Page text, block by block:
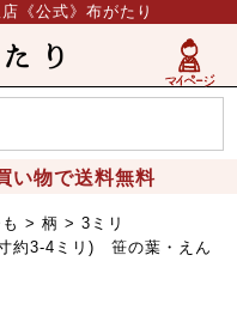
《公式》布がたり
い物で送料無料
柄
3ミリ
約3-4ミリ) 笹の葉・えん